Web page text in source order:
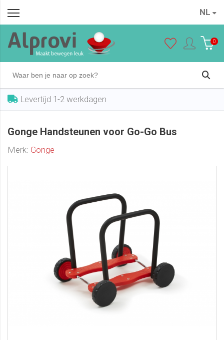
NL
0
Levertijd 1-2 werkdagen
Gonge Handsteunen voor Go-Go Bus
Merk: Gonge
€ 62,50